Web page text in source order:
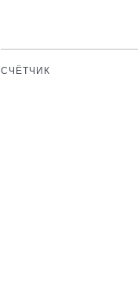
СЧЁТЧИК